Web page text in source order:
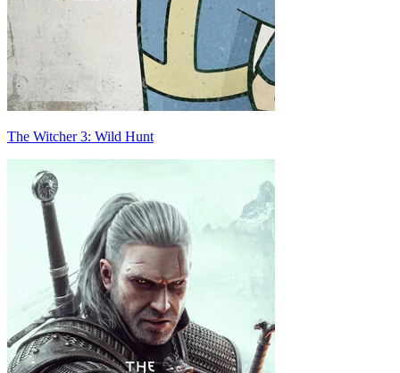
The Witcher 3: Wild Hunt